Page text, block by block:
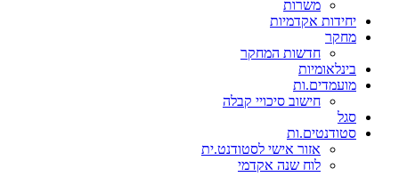
משרות
יחידות אקדמיות
מחקר
חדשות המחקר
בינלאומיות
מועמדים.ות
חישוב סיכויי קבלה
סגל
סטודנטים.ות
אזור אישי לסטודנט.ית
לוח שנה אקדמי